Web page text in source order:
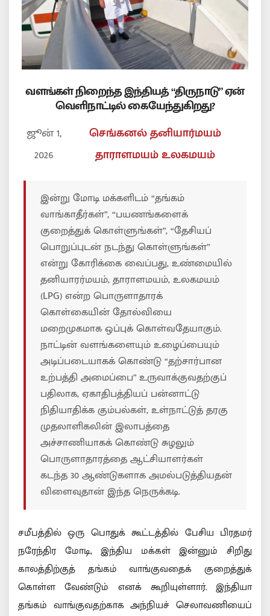
வளங்கள் நிறைந்த இந்தியத் “திருநாடு” ஏன்
வெளிநாட்டில் கையேந்துகிறது?
ஜூன் 1,
2026
செங்கனல்தனியார்மயம்
தாராளமயம் உலகமயம்
இன்று மோடி மக்களிடம் “தங்கம்
வாங்காதீர்கள்”, “பயணங்களைக்
குறைத்துக் கொள்ளுங்கள்”, “தேசியப்
பொறுப்புடன் நடந்து கொள்ளுங்கள்”
என்று கோரிக்கை வைப்பது, உண்மையில்
தனியாரர்மயம், தாராளமயம், உலகமயம்
(LPG) என்ற பொருளாதாரக்
கொள்கையின் தோல்வியை
மறைமுகமாக ஒப்புக் கொள்வதேயாகும்.
நாட்டின் வளங்களையும் உழைப்பையும்
அடிப்படையாகக் கொண்டு “தற்சார்பான
உற்பத்தி அமைப்பை” உருவாக்குவதற்குப்
பதிலாக, ஏகாதிபத்தியப் பன்னாட்டு
நிதியாதிக்க கும்பல்கள், உள்நாட்டுத் தரகு
முதலாளிகலின் இலாபத்தை
அச்சாணியாகக் கொண்டு சுழலும்
பொருளாதாரத்தை ஆட்சியாளர்கள்
கடந்த 30 ஆண்டுகளாக அமல்படுத்தியதன்
விளைவுதான் இந்த நெருக்கடி.
சமீபத்தில் ஒரு பொதுக் கூட்டத்தில் பேசிய பிரதமர்
நரேந்திர மோடி, இந்திய மக்கள் இன்னும் சிறிது
காலத்திற்குத் தங்கம் வாங்குவதைக் குறைத்துக்
கொள்ள வேண்டும் எனக் கூறியுள்ளார். இந்தியா
தங்கம் வாங்குவதற்காக அந்நியச் செலாவணியைப்